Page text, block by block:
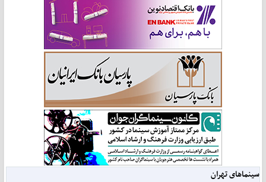
سینماهای تهران